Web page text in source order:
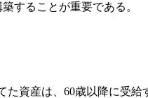
することが重要である。
た資産は、60歳以降に受